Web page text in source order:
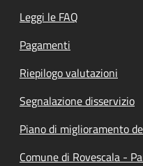
Leggi le FAQ
Pagamenti
Riepilogo valutazioni
Segnalazione disservizio
Piano di miglioramento
Comune di Rovescala -